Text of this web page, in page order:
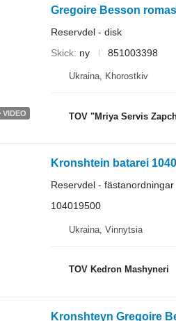
VIDEO
Gregoire Besson
Reservdel - disk
Skick ny 851003398
Ukraina, Khorostkiv
TOV "Mriya Servis
Kronshtein batarei
Reservdel - fästanordningar
104019500
Ukraina, Vinnytsia
TOV Kedron Mashyneri
Kronshteyn Gregoire